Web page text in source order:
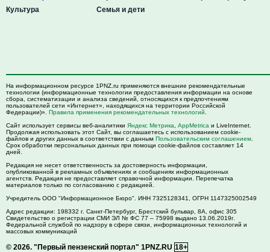
Культура
Семья и дети
На информационном ресурсе 1PNZ.ru применяются внешние рекомендательные
технологии (информационные технологии предоставления информации на основе
сбора, систематизации и анализа сведений, относящихся к предпочтениям
пользователей сети «Интернет», находящихся на территории Российской
Федерации)». Правила применения рекомендательных технологий
Сайт использует сервисы веб-аналитики Яндекс Метрика AppMetrica и LiveInternet.
Продолжая использовать этот Сайт, вы соглашаетесь с использованием cookie-
файлов и других данных в соответствии с данным Пользовательским соглашением
Срок обработки персональных данных при помощи cookie-файлов составляет 14
дней.
Редакция не несет ответственность за достоверность информации,
опубликованной в рекламных объявлениях и сообщениях информационных
агентств. Редакция не предоставляет справочной информации. Перепечатка
материалов только по согласованию с редакцией.
Учредитель ООО "Информационное Бюро". ИНН 7325128341, ОГРН 1147325002549
Адрес редакции: 198332 г. Санкт-Петербург, Брестский бульвар, 8А, офис 305
Свидетельство о регистрации СМИ ЭЛ № ФС 77 – 75998 выдано 13.06.2019г.
Федеральной службой по надзору в сфере связи, информационных технологий и
массовых коммуникаций
© 2026. "Первый пензенский портал" 1PNZ.RU 18+